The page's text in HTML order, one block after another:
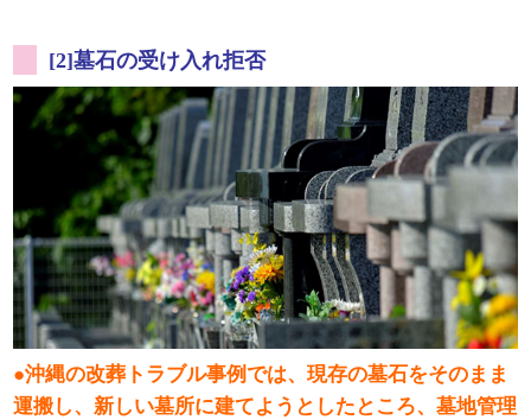
[2]墓石の受け入れ拒否
●沖縄の改葬トラブル事例では、現存の墓石をそのまま
運搬し、新しい墓所に建てようとしたところ、墓地管理